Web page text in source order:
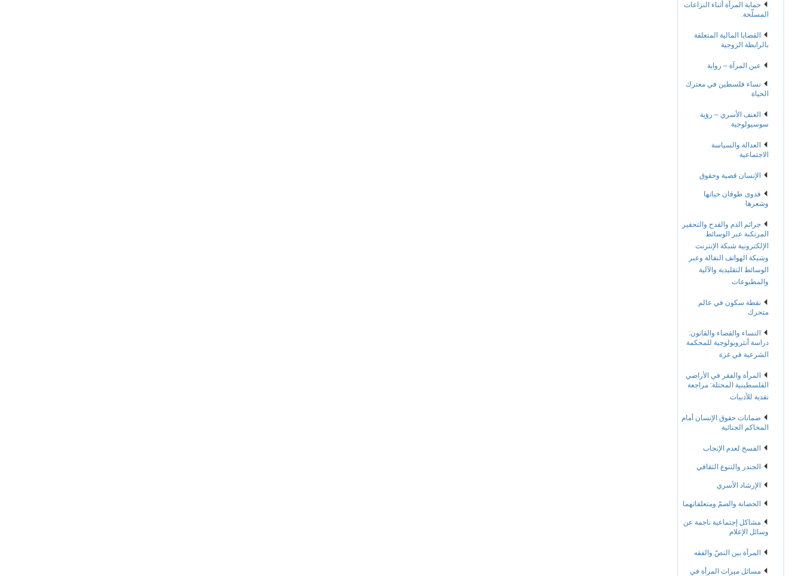
حماية المرأة أثناء النزاعات
المسلّحة.
القضايا المالية المتعلقة
بالرابطة الزوجية
عين المرآة – رواية
نساء فلسطين في معترك
الحياة
العنف الأسري – رؤية
سوسيولوجية
العدالة والسياسة
الاجتماعية
الإنسان قضية وحقوق
فدوى طوقان حياتها
وشعرها
جرائم الذم والقدح والتحقير
المرتكبة عبر الوسائط
الإلكترونية شبكة الإنترنت
وشبكة الهواتف النقالة وعبر
الوسائط التقليدية والآلية
والمطبوعات
نقطة سكون في عالم
متحرك
النساء والقضاء والقانون:
دراسة أنثروبولوجية للمحكمة
الشرعية في غزة
المرأة والفقر في الأراضي
الفلسطينية المحتلة: مراجعة
نقدية للأدبيات
ضمانات حقوق الإنسان أمام
المحاكم الجنائية
الفسخ لعدم الإنجاب
الجندر والتنوع الثقافي
الإرشاد الأسري
الحضانة والضمّ ومتعلقاتهما
مشاكل إجتماعية ناجمة عن
وسائل الإعلام
المرأة بين النصّ والفقه
مسائل ميراث المرأة في